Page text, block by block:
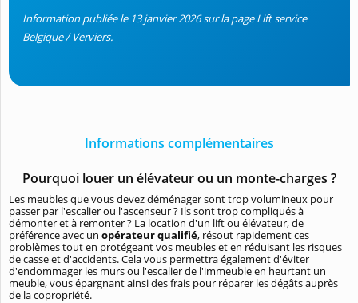
Information publiée le 13 janvier 2026 sur la page Lift service
Belgique / Verviers.
Informations complémentaires
Pourquoi louer un élévateur ou un monte-charges ?
Les meubles que vous devez déménager sont trop volumineux pour
passer par l'escalier ou l'ascenseur ? Ils sont trop compliqués à
démonter et à remonter ? La location d'un lift ou élévateur, de
préférence avec un opérateur qualifié, résout rapidement ces
problèmes tout en protégeant vos meubles et en réduisant les risques
de casse et d'accidents. Cela vous permettra également d'éviter
d'endommager les murs ou l'escalier de l'immeuble en heurtant un
meuble, vous épargnant ainsi des frais pour réparer les dégâts auprès
de la copropriété.